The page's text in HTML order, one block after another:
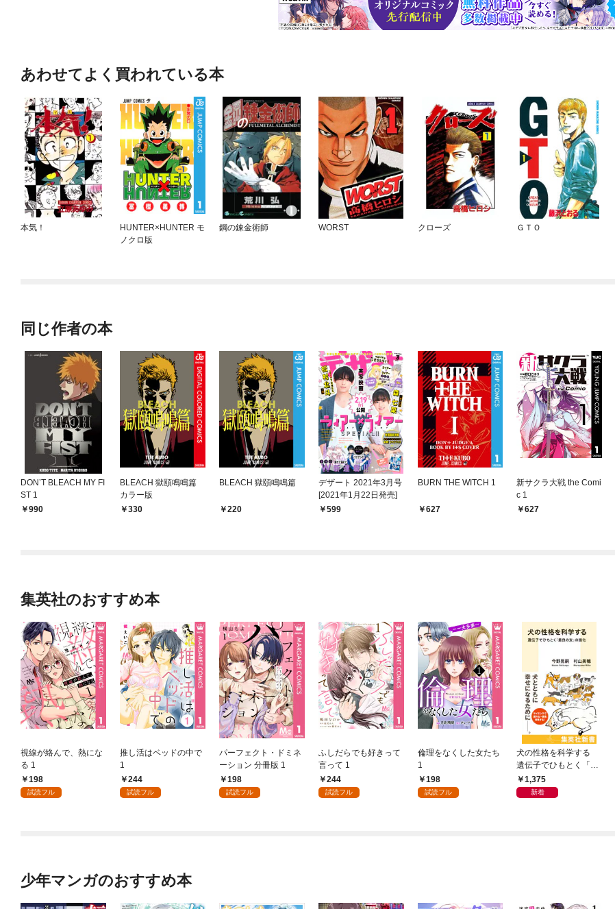
あわせてよく買われている本
本気！
HUNTER×HUNTER モ
ノクロ版
鋼の錬金術師 WORST クローズ ＧＴＯ
同じ作者の本
DON’T BLEACH MY FI
ST 1
990
BLEACH 獄頤鳴鳴篇
カラー版
330
BLEACH 獄頤鳴鳴篇
220
デザート 2021年3月号
[2021年1月22日発売]
599
BURN THE WITCH 1
627
新サクラ大戦 the Comi
c 1
627
集英社のおすすめ本
視線が絡んで、熱にな
る 1
198
試読フル
推し活はベッドの中で
1
244
試読フル
パーフェクト・ドミネ
ーション 分冊版 1
198
試読フル
ふしだらでも好きって
言って 1
244
試読フル
倫理をなくした女たち
1
198
試読フル
犬の性格を科学する
遺伝子でひもとく「最
良の友」の進化
1,375
新着
少年マンガのおすすめ本